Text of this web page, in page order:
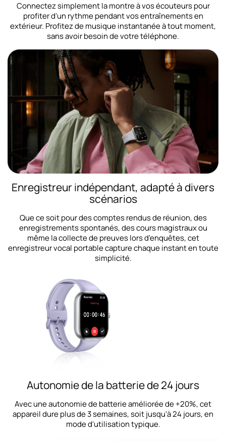
Connectez simplement la montre à vos écouteurs pour
profiter d'un rythme pendant vos entraînements en
extérieur. Profitez de musique instantanée à tout moment,
sans avoir besoin de votre téléphone.
Enregistreur indépendant, adapté à divers
scénarios
Que ce soit pour des comptes rendus de réunion, des
enregistrements spontanés, des cours magistraux ou
même la collecte de preuves lors d'enquêtes, cet
enregistreur vocal portable capture chaque instant en toute
simplicité.
Autonomie de la batterie de 24 jours
Avec une autonomie de batterie améliorée de +20%, cet
appareil dure plus de 3 semaines, soit jusqu'à 24 jours, en
mode d'utilisation typique.